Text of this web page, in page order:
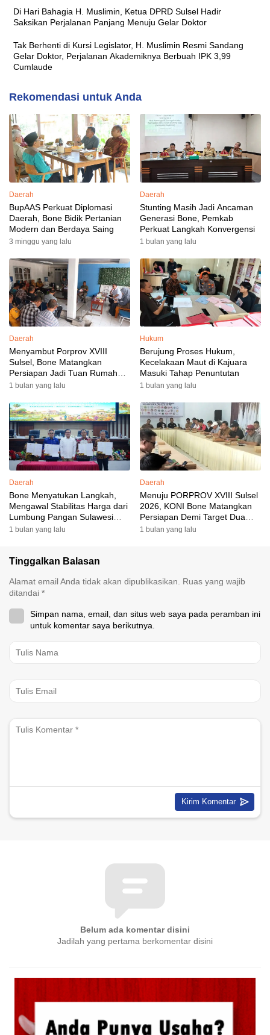
Di Hari Bahagia H. Muslimin, Ketua DPRD Sulsel Hadir
Saksikan Perjalanan Panjang Menuju Gelar Doktor
Tak Berhenti di Kursi Legislator, H. Muslimin Resmi Sandang
Gelar Doktor, Perjalanan Akademiknya Berbuah IPK 3,99
Cumlaude
Rekomendasi untuk Anda
Daerah
BupAAS Perkuat Diplomasi
Daerah, Bone Bidik Pertanian
Modern dan Berdaya Saing
3 minggu yang lalu
Daerah
Stunting Masih Jadi Ancaman
Generasi Bone, Pemkab
Perkuat Langkah Konvergensi
1 bulan yang lalu
Daerah
Menyambut Porprov XVIII
Sulsel, Bone Matangkan
Persiapan Jadi Tuan Rumah
yang Berkesan: Wakil Bupati
Targetkan Venue dan
Akomodasi Rampung
1 bulan yang lalu
Hukum
Berujung Proses Hukum,
Kecelakaan Maut di Kajuara
Masuki Tahap Penuntutan
1 bulan yang lalu
Daerah
Bone Menyatukan Langkah,
Mengawal Stabilitas Harga dari
Lumbung Pangan Sulawesi
Selatan
1 bulan yang lalu
Daerah
Menuju PORPROV XVIII Sulsel
2026, KONI Bone Matangkan
Persiapan Demi Target Dua
Besar
1 bulan yang lalu
Tinggalkan Balasan
Alamat email Anda tidak akan dipublikasikan.
Ruas yang wajib
ditandai *
Simpan nama, email, dan situs web saya pada peramban ini
untuk komentar saya berikutnya.
Belum ada komentar disini
Jadilah yang pertama berkomentar disini